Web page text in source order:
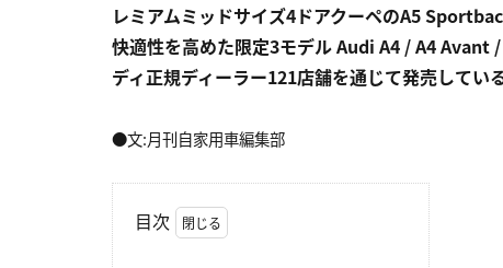
レミアムミッドサイズ4ドアクーペのA5
快適性を高めた限定3モデル Audi A4 / A4
ディ正規ディーラー121店舗を通じて発売している
●文:月刊自家用車編集部
目次